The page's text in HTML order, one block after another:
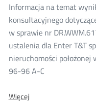
sp.
z
o.o.
z
siedzibą
w
Poznaniu
Informacja na temat
konsultacyjnego
w sprawie nr
ustalenia dla Enter T&T
nieruchomości
96-96 A-C
WięcejWięcej